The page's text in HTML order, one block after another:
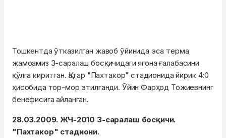
Тошкентда ўтказилган жавоб ўйинида эса терма
жамоамиз 3-саралаш босқичидаги ягона ғалабасини
қўлга киритган. Қатар "Пахтакор" стадионида йирик 4:0
ҳисобида тор-мор этилганди. Ўйин Фарҳод Тожиевнинг
бенефисига айланган.
28.03.2009. ЖЧ-2010 3-саралаш босқичи.
"Пахтакор" стадиони.